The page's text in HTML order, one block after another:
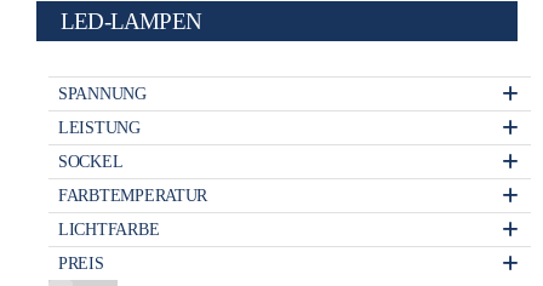
LED-LAMPEN
SPANNUNG
LEISTUNG
SOCKEL
FARBTEMPERATUR
LICHTFARBE
PREIS